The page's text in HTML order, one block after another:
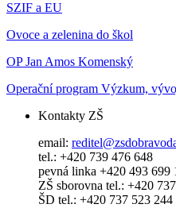
SZIF a EU
Ovoce a zelenina do škol
OP Jan Amos Komenský
Operační program Výzkum,
Kontakty ZŠ
email:
tel.: +420 739 476 648
pevná linka +420 493 699
ZŠ sborovna tel.: +420
ŠD tel.: +420 737 523 244